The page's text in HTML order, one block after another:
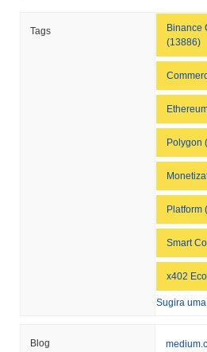
Tags
Binance
(13886)
Polygon
Platform
Smart
x402
Sugira
Blog